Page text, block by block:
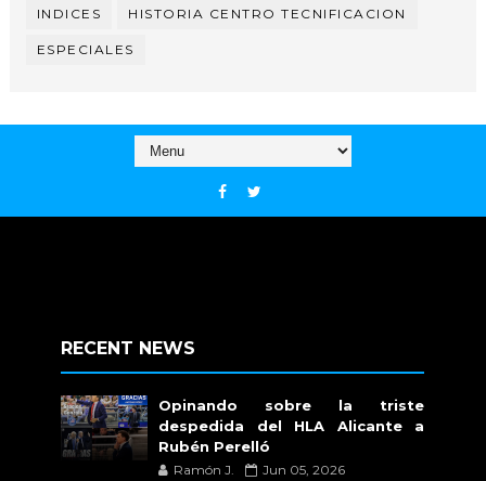
INDICES HISTORIA CENTRO TECNIFICACION
ESPECIALES
RECENT NEWS
Opinando sobre la triste
despedida del HLA Alicante a
Rubén Perelló
Ramón J. Jun 05, 2026